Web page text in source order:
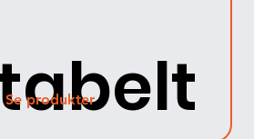
Se produkter